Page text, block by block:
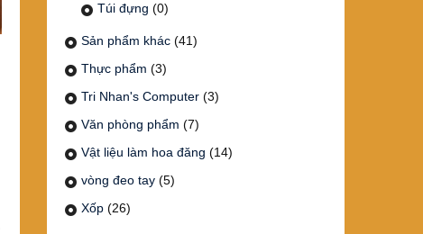
Túi đựng (0)
Sản phẩm khác (41)
Thực phẩm (3)
Tri Nhan's Computer (3)
Văn phòng phẩm (7)
Vật liệu làm hoa đăng (14)
vòng đeo tay (5)
Xốp (26)